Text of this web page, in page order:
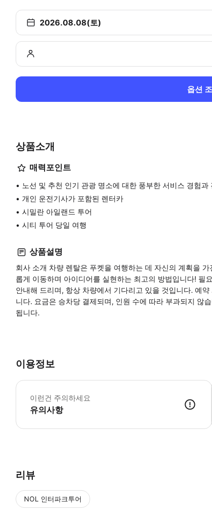
2026.08.08(토)
옵션
상품소개
매력포인트
노선 및 추천 인기 관광 명소에 대한 풍부한 서비스 경험과
개인 운전기사가 포함된 렌터카
시밀란 아일랜드 투어
시티 투어 당일 여행
상품설명
회사 소개 차량 렌탈은 푸켓을 여행하는 데 자신의 계획을
롭게 이동하며 아이디어를 실현하는 최고의 방법입니다! 필
안내해 드리며, 항상 차량에서 기다리고 있을 것입니다. 예
니다. 요금은 승차당 결제되며, 인원 수에 따라 부과되지 않
됩니다.
이용정보
이런건 주의하세요
유의사항
리뷰
NOL 인터파크투어